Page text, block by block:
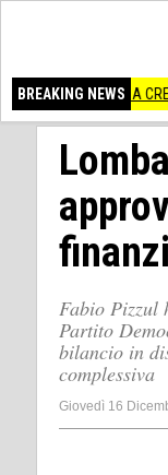
BREAKING NEWS
A CREMONA
Fabio Pizzul
Partito
bilancio in
complessiva
Giovedì 16